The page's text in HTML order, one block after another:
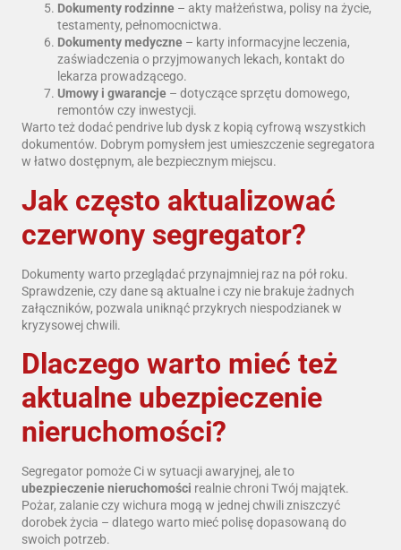
Dokumenty rodzinne – akty małżeństwa, polisy na życie,
testamenty, pełnomocnictwa.
Dokumenty medyczne – karty informacyjne leczenia,
zaświadczenia o przyjmowanych lekach, kontakt do
lekarza prowadzącego.
Umowy i gwarancje – dotyczące sprzętu domowego,
remontów czy inwestycji.
Warto też dodać pendrive lub dysk z kopią cyfrową wszystkich
dokumentów. Dobrym pomysłem jest umieszczenie segregatora
w łatwo dostępnym, ale bezpiecznym miejscu.
Jak często aktualizować
czerwony segregator?
Dokumenty warto przeglądać przynajmniej raz na pół roku.
Sprawdzenie, czy dane są aktualne i czy nie brakuje żadnych
załączników, pozwala uniknąć przykrych niespodzianek w
kryzysowej chwili.
Dlaczego warto mieć też
aktualne ubezpieczenie
nieruchomości?
Segregator pomoże Ci w sytuacji awaryjnej, ale to
ubezpieczenie nieruchomości realnie chroni Twój majątek.
Pożar, zalanie czy wichura mogą w jednej chwili zniszczyć
dorobek życia – dlatego warto mieć polisę dopasowaną do
swoich potrzeb.